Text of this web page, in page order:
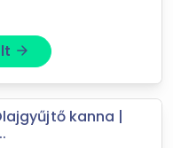
arrow_forward
kanna |